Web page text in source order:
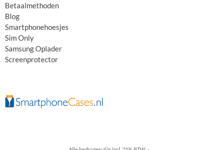
Betaalmethoden
Blog
Smartphonehoesjes
Sim Only
Samsung Oplader
Screenprotector